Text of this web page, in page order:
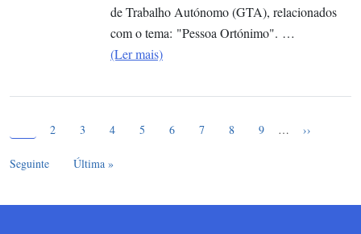
de Trabalho Autónomo (GTA), relacionados
com o tema: "Pessoa Ortónimo". …
(Ler mais)
Page
2 Page
3 Page
4 Page
5 Page
6 Page
7 Page
8 Page
9 … Próxima
››
Seguinte Última página
Última »